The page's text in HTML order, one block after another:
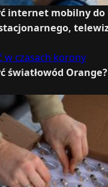
internet mobilny
światłowód Orange?